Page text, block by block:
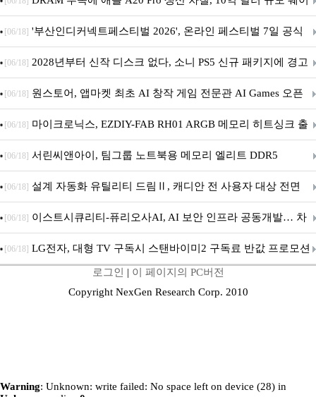
퍼 대기
[06/18] '부산인디커넥트페스티벌 2026', 온라인 페스티벌 7일 공식
개막... 22일간 진행
[06/18] 2028년부터 신작 디스크 없다, 소니 PS5 신규 패키지에 경고
문 추가
[06/18] 원스토어, 앱마켓 최초 AI 창작 게임 전문관 AI Games 오픈
[06/18] 마이크로닉스, EZDIY-FAB RH01 ARGB 메모리 히트싱크 출
시
[06/18] 서린씨앤아이, 팀그룹 노트북용 메모리 엘리트 DDR5
5600MHz 16GB 출시
[06/18] 설계 자동화 유틸리티 드림Ⅱ, 캐디안 전 사용자 대상 전면
무상 배포
[06/18] 이스트시큐리티-퓨리오사AI, AI 보안 인프라 공동개발… 차
세대 AI 보안 플랫폼 구축
[06/18] LG전자, 대형 TV 구독시 스탠바이미2 구독료 반값 프로모션
로그인 | 이 페이지의 PC버전
Copyright NexGen Research Corp. 2010
Warning: Unknown: write failed: No space left on device (28) in